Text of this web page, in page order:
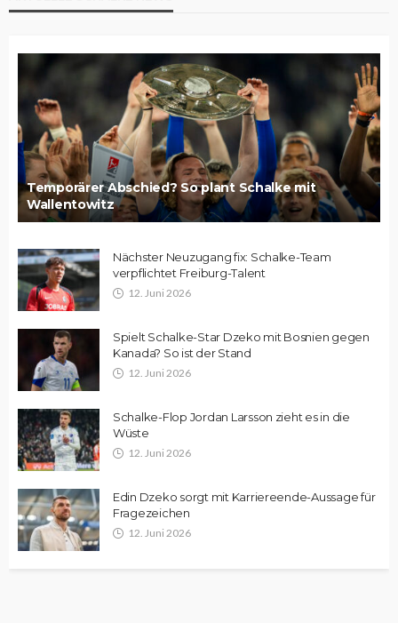
Temporärer Abschied? So plant Schalke mit
Wallentowitz
Nächster Neuzugang fix: Schalke-Team
verpflichtet Freiburg-Talent
12. Juni 2026
Spielt Schalke-Star Dzeko mit Bosnien gegen
Kanada? So ist der Stand
12. Juni 2026
Schalke-Flop Jordan Larsson zieht es in die
Wüste
12. Juni 2026
Edin Dzeko sorgt mit Karriereende-Aussage für
Fragezeichen
12. Juni 2026